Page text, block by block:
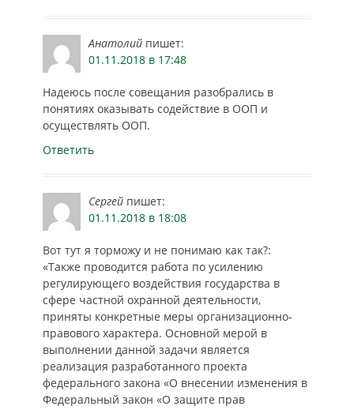
Анатолий пишет:
01.11.2018 в 17:48
Надеюсь после совещания разобрались в
понятиях оказывать содействие в ООП и
осуществлять ООП.
Ответить
Сергей пишет:
01.11.2018 в 18:08
Вот тут я торможу и не понимаю как так?:
«Также проводится работа по усилению
регулирующего воздействия государства в
сфере частной охранной деятельности,
приняты конкретные меры организационно-
правового характера. Основной мерой в
выполнении данной задачи является
реализация разработанного проекта
федерального закона «О внесении изменения в
Федеральный закон «О защите прав